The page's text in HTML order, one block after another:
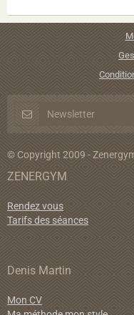
© Copyright 2009 -
ZENERGYM
Rendez vous
Tarifs des séances
Denis Martin
Mon CV